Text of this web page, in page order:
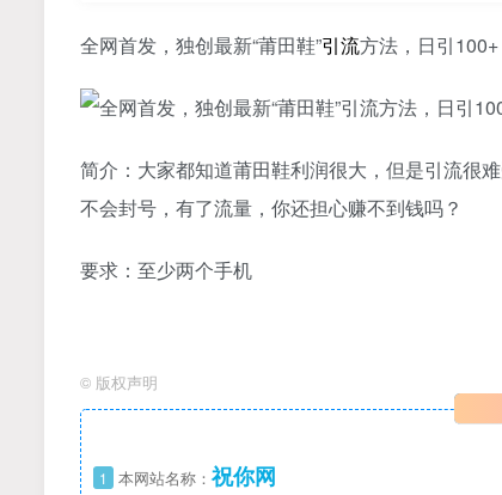
全网首发，独创最新“莆田鞋”引流方法，日引
简介：大家都知道莆田鞋利润很大，但是引流很
不会封号，有了流量，你还担心赚不到钱吗？
要求：至少两个手机
© 版权声明
1 本网站名称： 祝你网